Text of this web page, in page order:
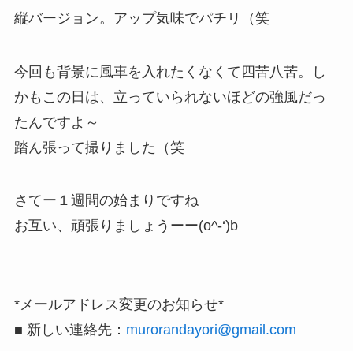
縦バージョン。アップ気味でパチリ（笑
今回も背景に風車を入れたくなくて四苦八苦。し
かもこの日は、立っていられないほどの強風だっ
たんですよ～
踏ん張って撮りました（笑
さてー１週間の始まりですね
お互い、頑張りましょうーー(o^-‘)b
*メールアドレス変更のお知らせ*
■ 新しい連絡先： murorandayori@gmail.com